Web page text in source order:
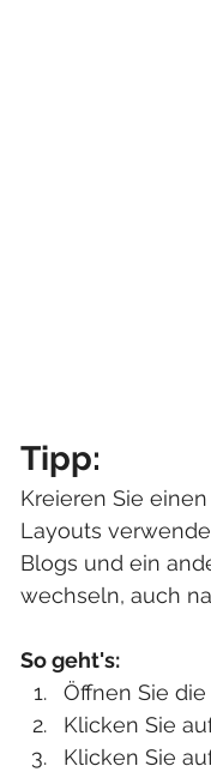
Tipp:
Kreieren Sie
Layouts
Blogs und ein
wechseln, auch
So geht's:
Öffnen Sie
Klicken Sie
Klicken Sie